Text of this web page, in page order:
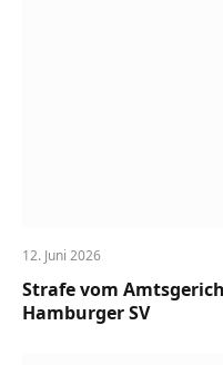
12. Juni 2026
Strafe vom
Hamburger SV